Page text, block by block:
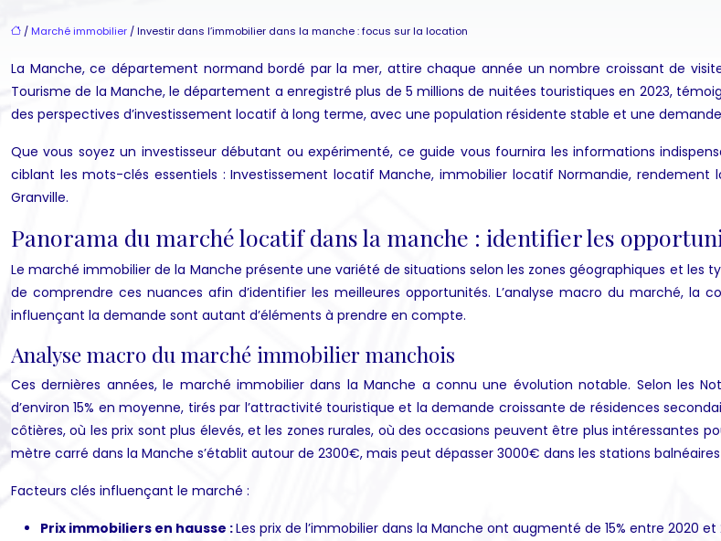
/ Marché immobilier / Investir dans l’immobilier dans la manche : focus sur la location
La Manche, ce département normand bordé par la mer, attire chaque année un nombre croissant de
Tourisme de la Manche, le département a enregistré plus de 5 millions de nuitées touristiques en 2023,
des perspectives d’investissement locatif à long terme, avec une population résidente stable et une
Que vous soyez un investisseur débutant ou expérimenté, ce guide vous fournira les informations
ciblant les mots-clés essentiels : Investissement locatif Manche, immobilier locatif Normandie,
Granville.
Panorama du marché locatif dans la manche : identifier les
Le marché immobilier de la Manche présente une variété de situations selon les zones géographiques et les
de comprendre ces nuances afin d’identifier les meilleures opportunités. L’analyse macro du marché, la
influençant la demande sont autant d’éléments à prendre en compte.
Analyse macro du marché immobilier manchois
Ces dernières années, le marché immobilier dans la Manche a connu une évolution notable. Selon les
d’environ 15% en moyenne, tirés par l’attractivité touristique et la demande croissante de résidences
côtières, où les prix sont plus élevés, et les zones rurales, où des occasions peuvent être plus intéressantes
mètre carré dans la Manche s’établit autour de 2300€, mais peut dépasser 3000€ dans les stations
Facteurs clés influençant le marché :
Prix immobiliers en hausse :Les prix de l’immobilier dans la Manche ont augmenté de 15% entre 2020